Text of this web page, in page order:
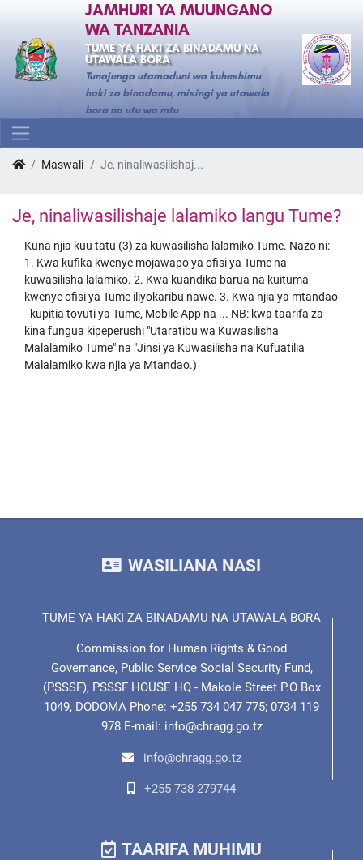
JAMHURI YA MUUNGANO
WA TANZANIA
TUME YA HAKI ZA BINADAMU NA
UTAWALA BORA
Tunajenga utamaduni wa kuheshimu
haki za binadamu, misingi ya utawala
bora na utu wa mtu
Maswali Je, ninaliwasilishaj...
Je, ninaliwasilishaje lalamiko langu Tume?
Kuna njia kuu tatu (3) za kuwasilisha lalamiko Tume. Nazo ni:
1. Kwa kufika kwenye mojawapo ya ofisi ya Tume na
kuwasilisha lalamiko. 2. Kwa kuandika barua na kuituma
kwenye ofisi ya Tume iliyokaribu nawe. 3. Kwa njia ya mtandao
- kupitia tovuti ya Tume, Mobile App na ... NB: kwa taarifa za
kina fungua kipeperushi "Utaratibu wa Kuwasilisha
Malalamiko Tume" na "Jinsi ya Kuwasilisha na Kufuatilia
Malalamiko kwa njia ya Mtandao.)
WASILIANA NASI
TUME YA HAKI ZA BINADAMU NA UTAWALA BORA
Commission for Human Rights & Good
Governance, Public Service Social Security Fund,
(PSSSF), PSSSF HOUSE HQ - Makole Street P.O Box
1049, DODOMA Phone: +255 734 047 775; 0734 119
978 E-mail: info@chragg.go.tz
info@chragg.go.tz
+255 738 279744
TAARIFA MUHIMU